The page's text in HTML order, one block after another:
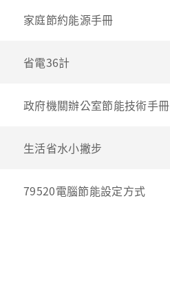
家庭節約能源手冊
省電36計
政府機關辦公室節能技術手冊
生活省水小撇步
79520電腦節能設定方式